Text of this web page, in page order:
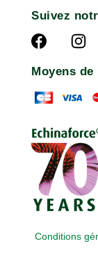
Suivez
Moyens
Conditions